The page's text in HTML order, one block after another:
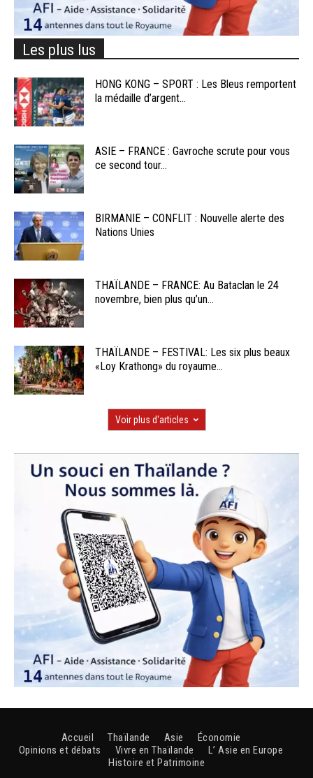
Les plus lus
HONG KONG – SPORT : Les Bleus remportent
la médaille d’argent...
ASIE – FRANCE : Gavroche scrute pour vous
ce second tour...
BIRMANIE – CONFLIT : Nouvelle alerte des
Nations Unies
THAÏLANDE – FRANCE: Au Bataclan le 24
novembre, bien plus qu’un...
THAÏLANDE – FESTIVAL: Les six plus beaux
«Loy Krathong» du royaume...
Voir plus d'articles
Accueil Thaïlande Asie
Économie
Opinions et débats
Vivre en Thaïlande
L’ Asie en Europe
Histoire et Patrimoine